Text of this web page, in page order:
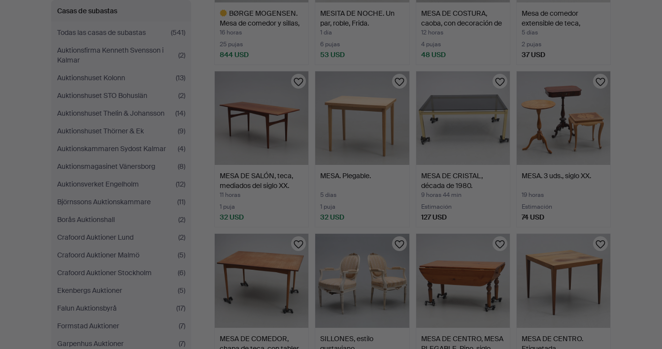
Casas de subastas
Todas las casas de subastas
(541)
Auktionsfirma Kenneth Svensson i
Kalmar
(2)
Auktionshuset Kolonn
(13)
Auktionshuset STO Bohuslän
(2)
Auktionshuset Thelin & Johansson
(14)
Auktionshuset Thörner & Ek
(9)
Auktionskammaren Sydost Kalmar
(4)
Auktionsmagasinet Vänersborg
(8)
Auktionsverket Engelholm
(12)
Björnssons Auktionskammare
(11)
Borås Auktionshall
(2)
Crafoord Auktioner Lund
(2)
Crafoord Auktioner Malmö
(5)
Crafoord Auktioner Stockholm
(6)
Ekenbergs Auktioner
(5)
Falun Auktionsbyrå
(17)
Formstad Auktioner
(7)
Garpenhus Auktioner
(7)
BØRGE MOGENSEN.
Mesa de comedor y sillas,
…
16 horas
25 pujas
844 USD
MESITA DE NOCHE. Un
par, roble, Frida.
1 día
6 pujas
53 USD
MESA DE COSTURA,
caoba, con decoración de
…
12 horas
4 pujas
48 USD
Mesa de comedor
extensible de teca,
segund…
5 días
2 pujas
37 USD
MESA DE SALÓN, teca,
mediados del siglo XX.
11 horas
1 puja
32 USD
MESA. Plegable.
5 días
1 puja
32 USD
MESA DE CRISTAL,
década de 1980.
9 horas 44 min
Estimación
127 USD
MESA. 3 uds., siglo XX.
19 horas
Estimación
74 USD
MESA DE COMEDOR,
SILLONES, estilo
MESA DE CENTRO, MESA
MESA DE CENTRO.